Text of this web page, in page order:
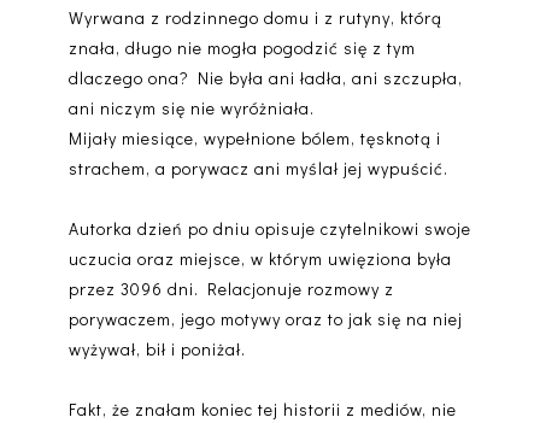
Wyrwana z rodzinnego domu i z rutyny, którą
znała, długo nie mogła pogodzić się z tym
dlaczego ona? Nie była ani ładła, ani szczupła,
ani niczym się nie wyróżniała.
Mijały miesiące, wypełnione bólem, tęsknotą i
strachem, a porywacz ani myślał jej wypuścić.
Autorka dzień po dniu opisuje czytelnikowi swoje
uczucia oraz miejsce, w którym uwięziona była
przez 3096 dni. Relacjonuje rozmowy z
porywaczem, jego motywy oraz to jak się na niej
wyżywał, bił i poniżał.
Fakt, że znałam koniec tej historii z mediów, nie